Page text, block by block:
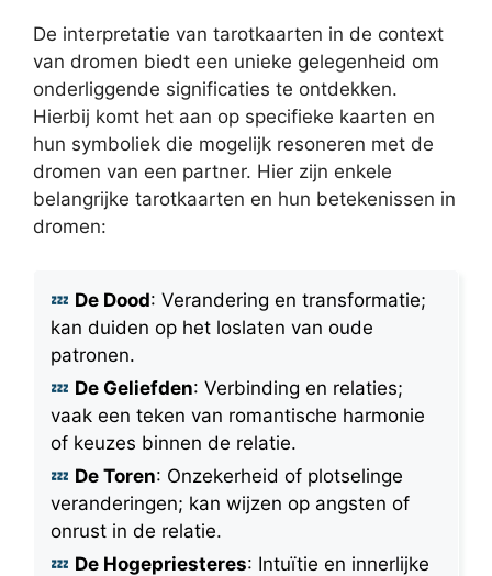
De interpretatie van tarotkaarten in de context
van dromen biedt een unieke gelegenheid om
onderliggende significaties te ontdekken.
Hierbij komt het aan op specifieke kaarten en
hun symboliek die mogelijk resoneren met de
dromen van een partner. Hier zijn enkele
belangrijke tarotkaarten en hun betekenissen in
dromen:
De Dood: Verandering en transformatie;
kan duiden op het loslaten van oude
patronen.
De Geliefden: Verbinding en relaties;
vaak een teken van romantische harmonie
of keuzes binnen de relatie.
De Toren: Onzekerheid of plotselinge
veranderingen; kan wijzen op angsten of
onrust in de relatie.
De Hogepriesteres: Intuïtie en innerlijke